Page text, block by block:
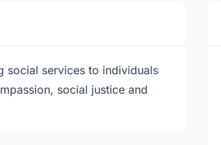
social services to individuals
social justice and